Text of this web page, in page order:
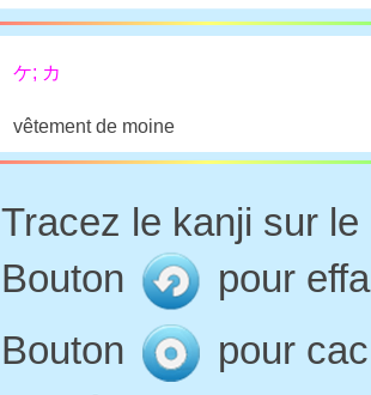
ケ; カ
vêtement de moine
Tracez le kanji sur
Bouton
pour
Bouton
pour